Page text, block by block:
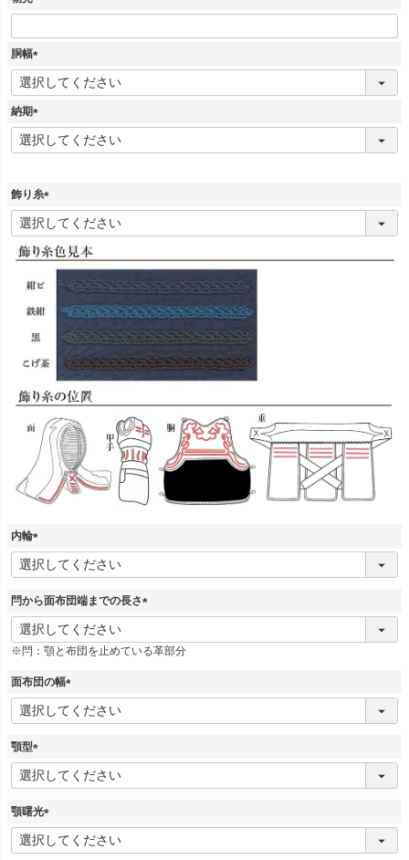
胴幅
(
必
須
納期
(
必
飾り糸
(
必
須
)
内輪
(
必
)
閂から面布団端までの長さ
(
須
※閂：顎と布団を止めている革部分
面布団の幅
(
必
顎型
(
必
)
顎曙光
(
必